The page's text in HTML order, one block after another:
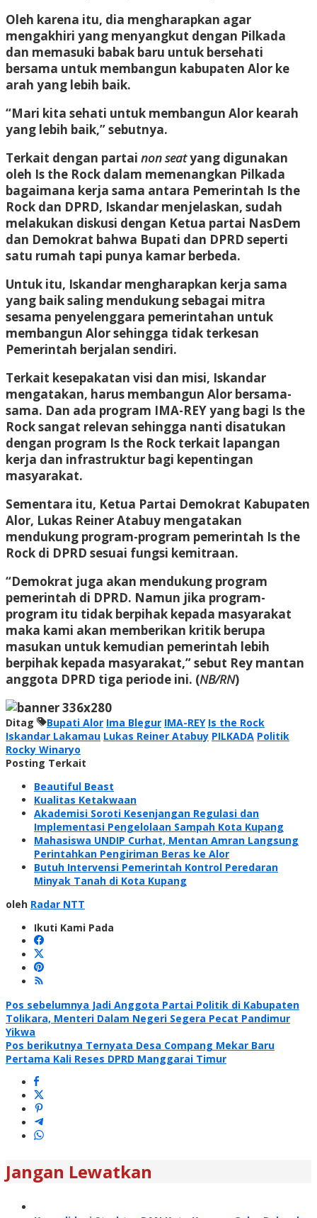
Oleh karena itu, dia mengharapkan agar
mengakhiri yang menyangkut dengan Pilkada
dan memasuki babak baru untuk bersehati
bersama untuk membangun kabupaten Alor ke
arah yang lebih baik.
“Mari kita sehati untuk membangun Alor kearah
yang lebih baik,” sebutnya.
Terkait dengan partai non seatyang digunakan
oleh Is the Rock dalam memenangkan Pilkada
bagaimana kerja sama antara Pemerintah Is the
Rock dan DPRD, Iskandar menjelaskan, sudah
melakukan diskusi dengan Ketua partai NasDem
dan Demokrat bahwa Bupati dan DPRD seperti
satu rumah tapi punya kamar berbeda.
Untuk itu, Iskandar mengharapkan kerja sama
yang baik saling mendukung sebagai mitra
sesama penyelenggara pemerintahan untuk
membangun Alor sehingga tidak terkesan
Pemerintah berjalan sendiri.
Terkait kesepakatan visi dan misi, Iskandar
mengatakan, harus membangun Alor bersama-
sama. Dan ada program IMA-REY yang bagi Is the
Rock sangat relevan sehingga nanti disatukan
dengan program Is the Rock terkait lapangan
kerja dan infrastruktur bagi kepentingan
masyarakat.
Sementara itu, Ketua Partai Demokrat Kabupaten
Alor, Lukas Reiner Atabuy mengatakan
mendukung program-program pemerintah Is the
Rock di DPRD sesuai fungsi kemitraan.
“Demokrat juga akan mendukung program
pemerintah di DPRD. Namun jika program-
program itu tidak berpihak kepada masyarakat
maka kami akan memberikan kritik berupa
masukan untuk kemudian pemerintah lebih
berpihak kepada masyarakat,” sebut Rey mantan
anggota DPRD tiga periode ini. (NB/RN)
Ditag Bupati Alor Ima Blegur IMA-REY Is the Rock
Iskandar Lakamau Lukas Reiner Atabuy PILKADA Politik
Rocky Winaryo
Posting Terkait
Beautiful Beast
Kualitas Ketakwaan
Akademisi Soroti Kesenjangan Regulasi dan
Implementasi Pengelolaan Sampah Kota Kupang
Mahasiswa UNDIP Curhat, Mentan Amran Langsung
Perintahkan Pengiriman Beras ke Alor
Butuh Intervensi Pemerintah Kontrol Peredaran
Minyak Tanah di Kota Kupang
oleh Radar NTT
Ikuti Kami Pada
Navigasi
pos
Pos sebelumnya Jadi Anggota Partai Politik di Kabupaten
Tolikara, Menteri Dalam Negeri Segera Pecat Pandimur
Yikwa
Pos berikutnya Ternyata Desa Compang Mekar Baru
Pertama Kali Reses DPRD Manggarai Timur
Jangan Lewatkan